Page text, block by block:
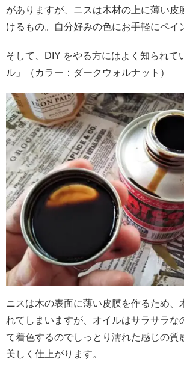
がありますが、ニスは木材の上に薄い皮
けるもの。自分好みの色にお手軽にペイ
そして、DIY をやる方にはよく知られて
ル」（カラー：ダークウォルナット）
ニスは木の表面に薄い皮膜を作るため、
れてしまいますが、オイルはサラサラな
て着色するのでしっとり濡れた感じの質
美しく仕上がります。